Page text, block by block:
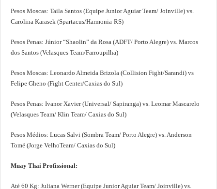
Pesos Moscas: Taila Santos (Equipe Junior Aguiar Team/ Joinville) vs.
Carolina Karasek (Spartacus/Harmonia-RS)
Pesos Penas: Júnior “Shaolin” da Rosa (ADFT/ Porto Alegre) vs. Marcos
dos Santos (Velasques Team/Farroupilha)
Pesos Moscas: Leonardo Almeida Brizola (Collision Fight/Sarandi) vs
Felipe Gheno (Fight Center/Caxias do Sul)
Pesos Penas: Ivanor Xavier (Universal/ Sapiranga) vs. Leomar Mascarelo
(Velasques Team/ Klin Team/ Caxias do Sul)
Pesos Médios: Lucas Salvi (Sombra Team/ Porto Alegre) vs. Anderson
Tomé (Jorge VelhoTeam/ Caxias do Sul)
Muay Thai Profissional:
Até 60 Kg: Juliana Werner (Equipe Junior Aguiar Team/ Joinville) vs.